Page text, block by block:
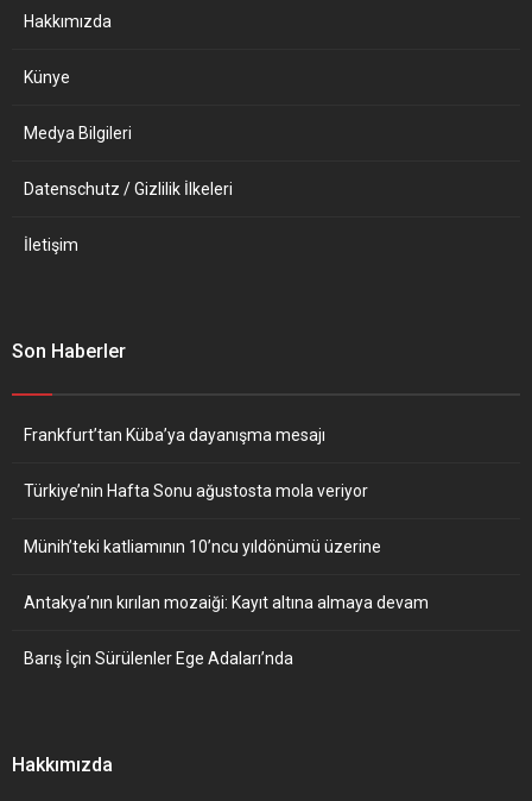
Başkonsolosu Engin Arıkan
Hakkımızda
Künye
Medya Bilgileri
Datenschutz / Gizlilik İlkeleri
İletişim
Son Haberler
Frankfurt’tan Küba’ya dayanışma mesajı
Türkiye’nin Hafta Sonu ağustosta mola veriyor
Münih’teki katliamının 10’ncu yıldönümü üzerine
Antakya’nın kırılan mozaiği: Kayıt altına almaya devam
Barış İçin Sürülenler Ege Adaları’nda
Hakkımızda